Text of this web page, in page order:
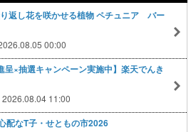
返し花を咲かせる植物 ペチュニア バー
00:00
呈×抽選キャンペーン実施中】楽天でんき
2026.08.04 11:00
配なT子・せともの市2026